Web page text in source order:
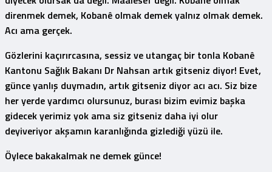
direnmek demek, Kobanê olmak demek yalnız olmak demek.
Acı ama gerçek.
Gözlerini kaçırırcasına, sessiz ve utangaç bir tonla Kobanê
Kantonu Sağlık Bakanı Dr Nahsan artık gitseniz diyor! Evet,
günce yanlış duymadın, artık gitseniz diyor acı acı. Siz bize
her yerde yardımcı olursunuz, burası bizim evimiz başka
gidecek yerimiz yok ama siz gitseniz daha iyi olur
deyiveriyor akşamın karanlığında gizlediği yüzü ile.
Öylece bakakalmak ne demek günce!